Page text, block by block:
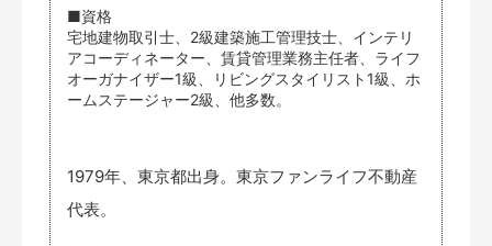
■資格
宅地建物取引士、2級建築施工管理技士、インテリ
アコーディネーター、賃貸管理業務主任者、ライフ
オーガナイザー1級、リビングスタイリスト1級、ホ
ームステージャー2級、他多数。
1979年、東京都出身。東京ファンライフ不動産
代表。